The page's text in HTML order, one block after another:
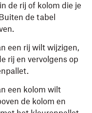
de rij of kolom die je
de tabel
een rij wilt wijzigen,
rij en vervolgens op
een kolom wilt
de kolom en